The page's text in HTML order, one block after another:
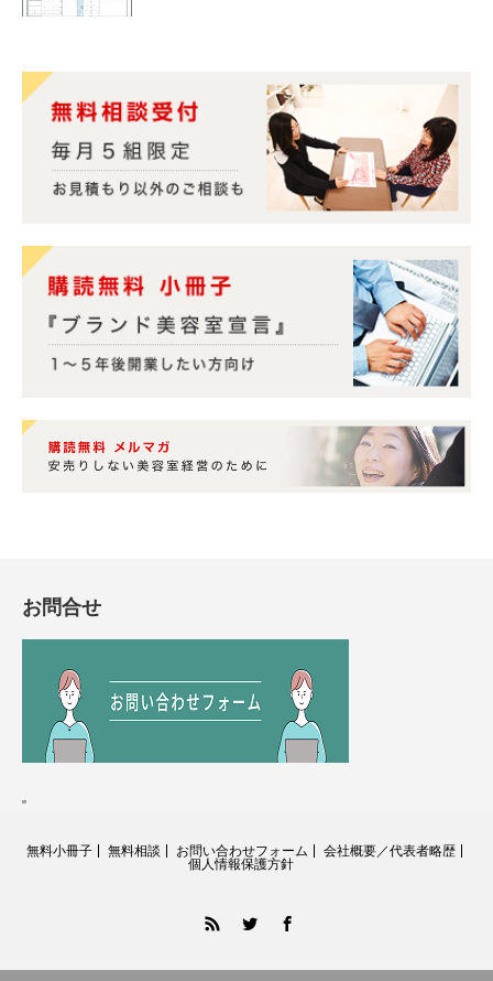
お問合せ
"
無料小冊子 無料相談 お問い合わせフォーム
会社概要／代表者略歴
個人情報保護方針
Facebook